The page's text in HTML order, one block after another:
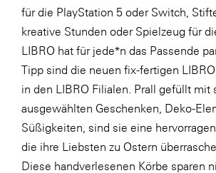
PHH Rechtsanwält:innen
Primark
Salesforce
sebamed
SeneCura
SERVICE&MORE
SKINUANCE®
für die PlayStation 5 oder Switch,
kreative Stunden oder Spielzeug für
LIBRO hat für jede*n das Passende
Tipp sind die neuen fix-fertigen
in den LIBRO Filialen. Prall gefüllt mit
ausgewählten Geschenken, Deko-
Süßigkeiten, sind sie eine
die ihre Liebsten zu Ostern
Diese handverlesenen Körbe sparen